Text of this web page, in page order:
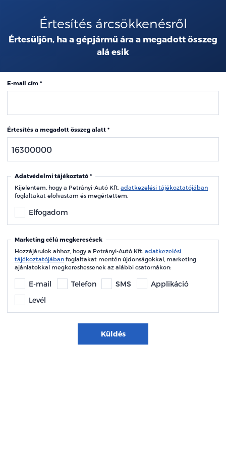
Értesítés árcsökkenésről
Értesüljön, ha a gépjármű ára a megadott összeg
alá esik
E-mail cím
Értesítés a megadott összeg alatt
Adatvédelmi tájékoztató
Kijelentem, hogy a Petrányi-Autó Kft. adatkezelési tájékoztatójában
foglaltakat elolvastam és megértettem.
Elfogadom
Marketing célú megkeresések
Hozzájárulok ahhoz, hogy a Petrányi-Autó Kft. adatkezelési
tájékoztatójában foglaltakat mentén újdonságokkal, marketing
ajánlatokkal megkereshessenek az alábbi csatornákon:
E-mail Telefon SMS
Applikáció
Levél
Küldés